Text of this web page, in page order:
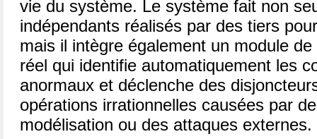
vie du système. Le système fait non
indépendants réalisés par des tiers
mais il intègre également un module
réel qui identifie automatiquement les
anormaux et déclenche des
opérations irrationnelles causées par
modélisation ou des attaques externes.